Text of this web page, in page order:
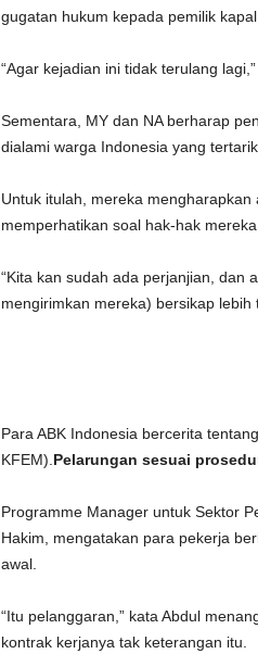
gugatan hukum kepada pemilik kapal
“Agar kejadian ini tidak terulang
Sementara, MY dan NA berharap
dialami warga Indonesia yang tertarik
Untuk itulah, mereka
memperhatikan soal hak-hak mereka
“Kita kan sudah ada perjanjian, dan
mengirimkan mereka) bersikap lebih
Para ABK Indonesia bercerita
KFEM). Pelarungan sesuai
Programme Manager untuk Sektor
Hakim, mengatakan para pekerja
awal.
“Itu pelanggaran,” kata Abdul
kontrak kerjanya tak keterangan itu.